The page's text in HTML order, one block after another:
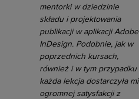
mentorki w dziedzinie
składu i projektowania
publikacji w aplikacji Adobe
InDesign. Podobnie, jak w
poprzednich kursach,
również i w tym przypadku
każda lekcja dostarczyła mi
ogromnej satysfakcji z